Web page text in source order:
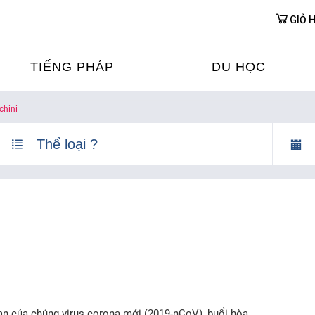
TIẾNG PHÁP
TIẾNG PHÁP
TÁC TIẾNG PHÁP
DU HỌC
GIỎ